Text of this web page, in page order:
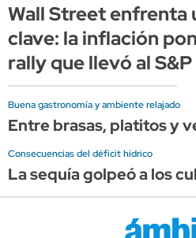
Wall Street enfrenta
clave: la inflación
rally que llevó al
Buena gastronomía y ambiente relajado
Entre brasas, platitos y
Consecuencias del déficit hídrico
La sequía golpeó a los